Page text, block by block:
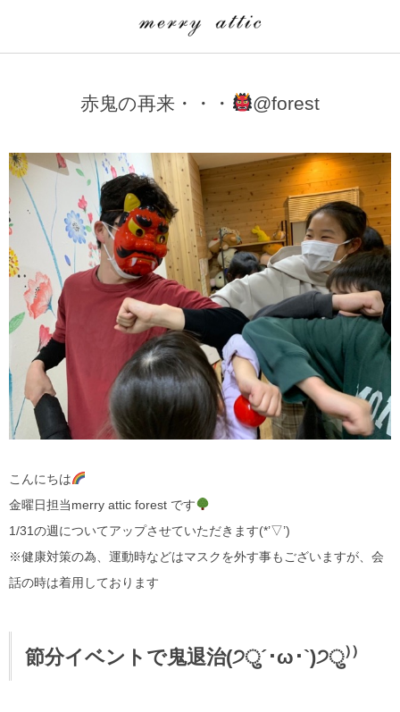
赤鬼の再来・・・ @forest
こんにちは
金曜日担当merry attic forest です
1/31の週についてアップさせていただきます(*’▽’)
※健康対策の為、運動時などはマスクを外す事もございますが、会
話の時は着用しております
節分イベントで鬼退治(੭ु´･ω･`)੭ु⁾⁾
merry attic ミュージッククラス